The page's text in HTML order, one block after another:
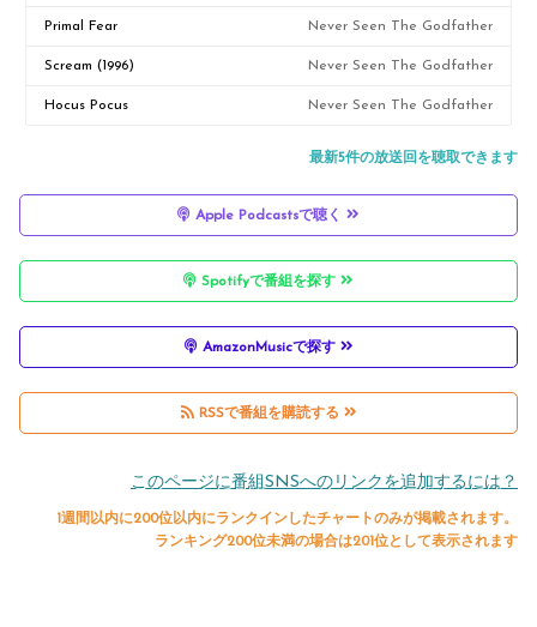
Primal Fear Never Seen The Godfather
Scream (1996) Never Seen The Godfather
Hocus Pocus Never Seen The Godfather
最新5件の放送回を聴取できます
Apple Podcastsで聴く
Spotifyで番組を探す
AmazonMusicで探す
RSSで番組を購読する
このページに番組SNSへのリンクを追加するには？
1週間以内に200位以内にランクインしたチャートのみが掲載されます。
ランキング200位未満の場合は201位として表示されます